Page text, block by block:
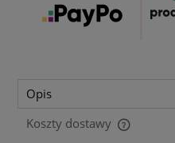
Opis
Koszty dostawy
Cena nie zawiera